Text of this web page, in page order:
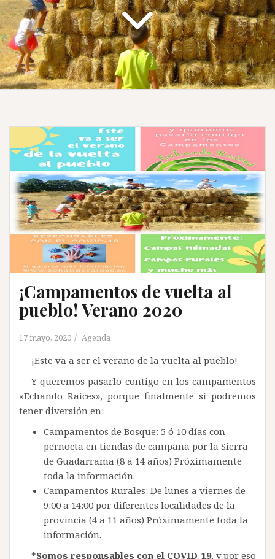
¡Campamentos de vuelta al
pueblo! Verano 2020
17 mayo, 2020 Agenda
¡Este va a ser el verano de la vuelta al pueblo!
Y queremos pasarlo contigo en los campamentos
«Echando Raíces», porque finalmente sí podremos
tener diversión en:
Campamentos de Bosque: 5 ó 10 días con
pernocta en tiendas de campaña por la Sierra
de Guadarrama (8 a 14 años) Próximamente
toda la información.
Campamentos Rurales: De lunes a viernes de
9:00 a 14:00 por diferentes localidades de la
provincia (4 a 11 años) Próximamente toda la
información.
*Somos responsables con el COVID-19, y por eso